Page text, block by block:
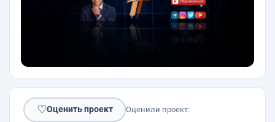
♡Оценить проект Оценили проект: